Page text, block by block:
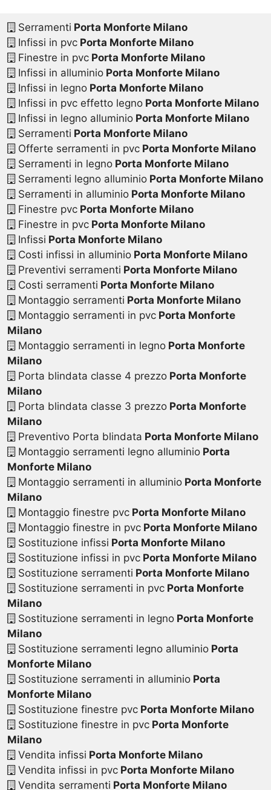
Serramenti Porta Monforte Milano
Infissi in pvcPorta Monforte Milano
Finestre in pvcPorta Monforte Milano
Infissi in alluminioPorta Monforte Milano
Infissi in legnoPorta Monforte Milano
Infissi in pvc effetto legnoPorta Monforte Milano
Infissi in legno alluminioPorta Monforte Milano
Serramenti Porta Monforte Milano
Offerte serramenti in pvcPorta Monforte Milano
Serramenti in legnoPorta Monforte Milano
Serramenti legno alluminioPorta Monforte Milano
Serramenti in alluminioPorta Monforte Milano
Finestre pvcPorta Monforte Milano
Finestre in pvcPorta Monforte Milano
Infissi Porta Monforte Milano
Costi infissi in alluminioPorta Monforte Milano
Preventivi serramenti Porta Monforte Milano
Costi serramenti Porta Monforte Milano
Montaggio serramenti Porta Monforte Milano
Montaggio serramenti in pvcPorta Monforte
Milano
Montaggio serramenti in legnoPorta Monforte
Milano
Porta blindata classe 4 prezzoPorta Monforte
Milano
Porta blindata classe 3 prezzoPorta Monforte
Milano
Preventivo Porta blindata Porta Monforte Milano
Montaggio serramenti legno alluminioPorta
Monforte Milano
Montaggio serramenti in alluminioPorta Monforte
Milano
Montaggio finestre pvcPorta Monforte Milano
Montaggio finestre in pvcPorta Monforte Milano
Sostituzione infissi Porta Monforte Milano
Sostituzione infissi in pvcPorta Monforte Milano
Sostituzione serramenti Porta Monforte Milano
Sostituzione serramenti in pvcPorta Monforte
Milano
Sostituzione serramenti in legnoPorta Monforte
Milano
Sostituzione serramenti legno alluminioPorta
Monforte Milano
Sostituzione serramenti in alluminioPorta
Monforte Milano
Sostituzione finestre pvcPorta Monforte Milano
Sostituzione finestre in pvcPorta Monforte
Milano
Vendita infissi Porta Monforte Milano
Vendita infissi in pvcPorta Monforte Milano
Vendita serramenti Porta Monforte Milano